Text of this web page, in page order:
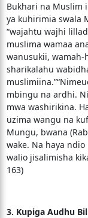
Bukhari na Muslim
ya kuhirimia swala
“wajahtu wajhi
muslima wamaa
wanusukii,
sharikalahu
mbingu na ardhi.
mwa washirikina.
uzima wangu na
Mungu, bwana
wake. Na haya
walio jisalimisha
163)
3. Kupiga Audhu